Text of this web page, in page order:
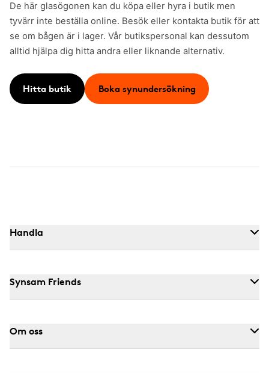
De här glasögonen kan du köpa eller hyra i butik men
tyvärr inte beställa online. Besök eller kontakta butik för att
se om bågen är i lager. Vår butikspersonal kan dessutom
alltid hjälpa dig hitta andra eller liknande alternativ.
Hitta butik Boka synundersökning
Handla
Synsam Friends
Om oss